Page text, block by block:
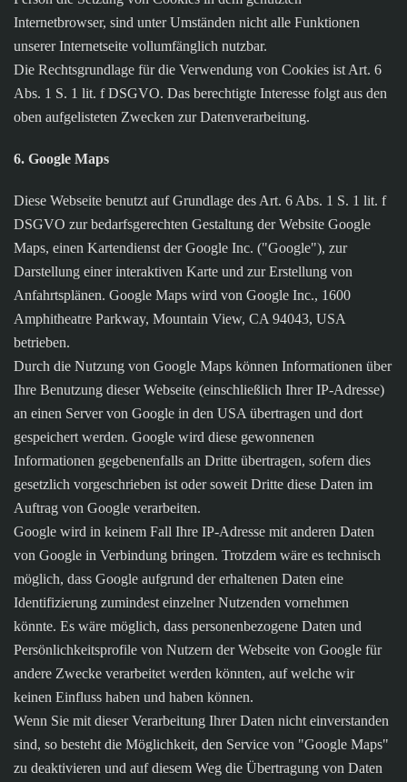
Internetbrowser, sind unter Umständen nicht alle Funktionen
unserer Internetseite vollumfänglich nutzbar.
Die Rechtsgrundlage für die Verwendung von Cookies ist Art. 6
Abs. 1 S. 1 lit. f DSGVO. Das berechtigte Interesse folgt aus den
oben aufgelisteten Zwecken zur Datenverarbeitung.
6. Google Maps
Diese Webseite benutzt auf Grundlage des Art. 6 Abs. 1 S. 1 lit. f
DSGVO zur bedarfsgerechten Gestaltung der Website Google
Maps, einen Kartendienst der Google Inc. ("Google"), zur
Darstellung einer interaktiven Karte und zur Erstellung von
Anfahrtsplänen. Google Maps wird von Google Inc., 1600
Amphitheatre Parkway, Mountain View, CA 94043, USA
betrieben.
Durch die Nutzung von Google Maps können Informationen über
Ihre Benutzung dieser Webseite (einschließlich Ihrer IP-Adresse)
an einen Server von Google in den USA übertragen und dort
gespeichert werden. Google wird diese gewonnenen
Informationen gegebenenfalls an Dritte übertragen, sofern dies
gesetzlich vorgeschrieben ist oder soweit Dritte diese Daten im
Auftrag von Google verarbeiten.
Google wird in keinem Fall Ihre IP-Adresse mit anderen Daten
von Google in Verbindung bringen. Trotzdem wäre es technisch
möglich, dass Google aufgrund der erhaltenen Daten eine
Identifizierung zumindest einzelner Nutzenden vornehmen
könnte. Es wäre möglich, dass personenbezogene Daten und
Persönlichkeitsprofile von Nutzern der Webseite von Google für
andere Zwecke verarbeitet werden könnten, auf welche wir
keinen Einfluss haben und haben können.
Wenn Sie mit dieser Verarbeitung Ihrer Daten nicht einverstanden
sind, so besteht die Möglichkeit, den Service von "Google Maps"
zu deaktivieren und auf diesem Weg die Übertragung von Daten